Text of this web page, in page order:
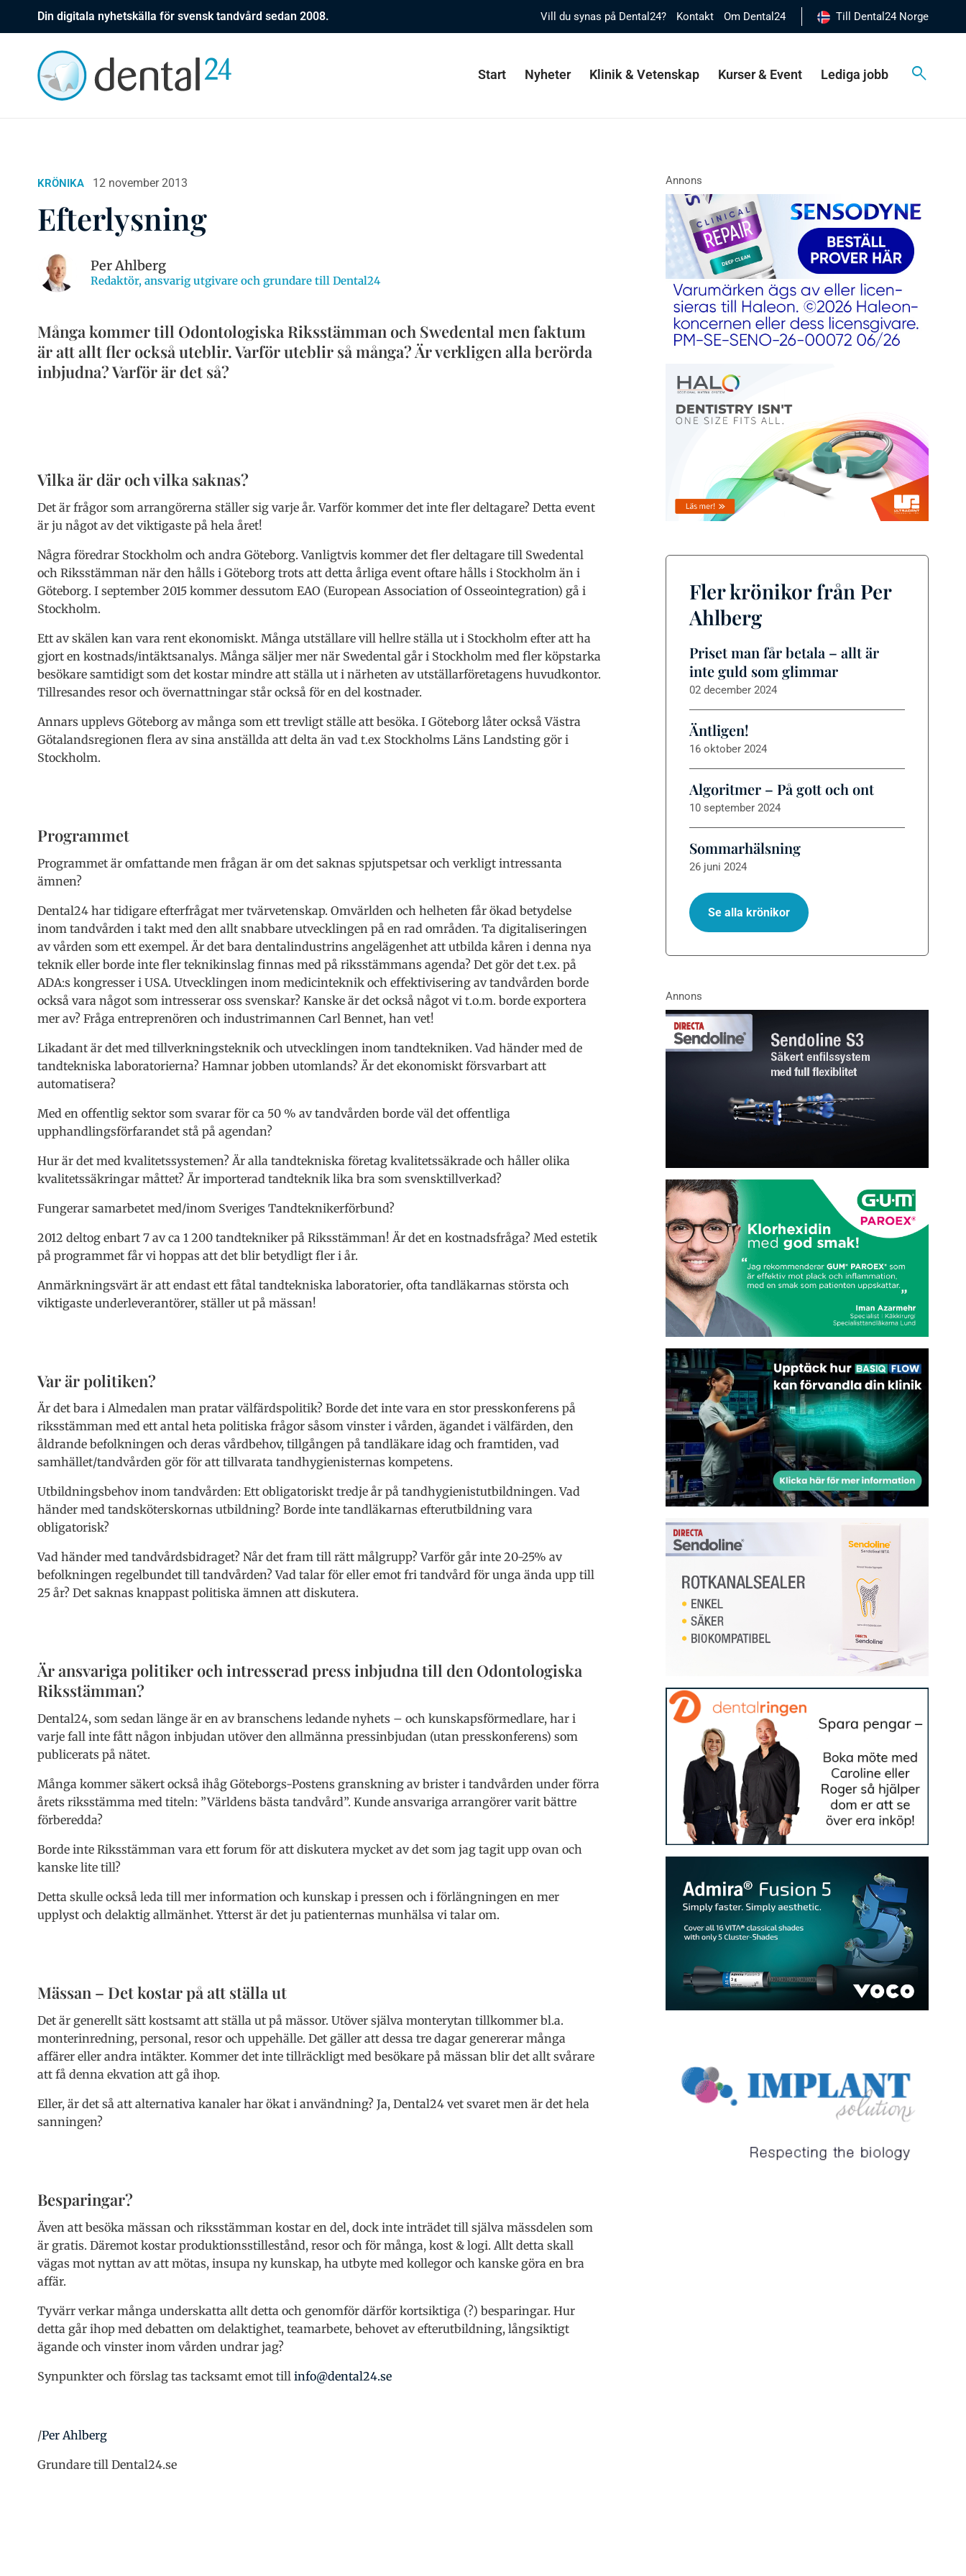
Din digitala nyhetskälla för svensk tandvård sedan 2008. Vill du synas på Dental24? Kontakt Om Dental24 Till Dental24 Norge
Start Nyheter Klinik & Vetenskap Kurser & Event Lediga jobb
KRÖNIKA 12 november 2013
Efterlysning
Per Ahlberg
Redaktör, ansvarig utgivare och grundare till Dental24
Många kommer till Odontologiska Riksstämman och Swedental men faktum
är att allt fler också uteblir. Varför uteblir så många? Är verkligen alla berörda
inbjudna? Varför är det så?
Vilka är där och vilka saknas?
Det är frågor som arrangörerna ställer sig varje år. Varför kommer det inte fler deltagare? Detta event
är ju något av det viktigaste på hela året!
Några föredrar Stockholm och andra Göteborg. Vanligtvis kommer det fler deltagare till Swedental
och Riksstämman när den hålls i Göteborg trots att detta årliga event oftare hålls i Stockholm än i
Göteborg. I september 2015 kommer dessutom EAO (European Association of Osseointegration) gå i
Stockholm.
Ett av skälen kan vara rent ekonomiskt. Många utställare vill hellre ställa ut i Stockholm efter att ha
gjort en kostnads/intäktsanalys. Många säljer mer när Swedental går i Stockholm med fler köpstarka
besökare samtidigt som det kostar mindre att ställa ut i närheten av utställarföretagens huvudkontor.
Tillresandes resor och övernattningar står också för en del kostnader.
Annars upplevs Göteborg av många som ett trevligt ställe att besöka. I Göteborg låter också Västra
Götalandsregionen flera av sina anställda att delta än vad t.ex Stockholms Läns Landsting gör i
Stockholm.
Programmet
Programmet är omfattande men frågan är om det saknas spjutspetsar och verkligt intressanta
ämnen?
Dental24 har tidigare efterfrågat mer tvärvetenskap. Omvärlden och helheten får ökad betydelse
inom tandvården i takt med den allt snabbare utvecklingen på en rad områden. Ta digitaliseringen
av vården som ett exempel. Är det bara dentalindustrins angelägenhet att utbilda kåren i denna nya
teknik eller borde inte fler teknikinslag finnas med på riksstämmans agenda? Det gör det t.ex. på
ADA:s kongresser i USA. Utvecklingen inom medicinteknik och effektivisering av tandvården borde
också vara något som intresserar oss svenskar? Kanske är det också något vi t.o.m. borde exportera
mer av? Fråga entreprenören och industrimannen Carl Bennet, han vet!
Likadant är det med tillverkningsteknik och utvecklingen inom tandtekniken. Vad händer med de
tandtekniska laboratorierna? Hamnar jobben utomlands? Är det ekonomiskt försvarbart att
automatisera?
Med en offentlig sektor som svarar för ca 50 % av tandvården borde väl det offentliga
upphandlingsförfarandet stå på agendan?
Hur är det med kvalitetssystemen? Är alla tandtekniska företag kvalitetssäkrade och håller olika
kvalitetssäkringar måttet? Är importerad tandteknik lika bra som svensktillverkad?
Fungerar samarbetet med/inom Sveriges Tandteknikerförbund?
2012 deltog enbart 7 av ca 1 200 tandtekniker på Riksstämman! Är det en kostnadsfråga? Med estetik
på programmet får vi hoppas att det blir betydligt fler i år.
Anmärkningsvärt är att endast ett fåtal tandtekniska laboratorier, ofta tandläkarnas största och
viktigaste underleverantörer, ställer ut på mässan!
Var är politiken?
Är det bara i Almedalen man pratar välfärdspolitik? Borde det inte vara en stor presskonferens på
riksstämman med ett antal heta politiska frågor såsom vinster i vården, ägandet i välfärden, den
åldrande befolkningen och deras vårdbehov, tillgången på tandläkare idag och framtiden, vad
samhället/tandvården gör för att tillvarata tandhygienisternas kompetens.
Utbildningsbehov inom tandvården: Ett obligatoriskt tredje år på tandhygienistutbildningen. Vad
händer med tandsköterskornas utbildning? Borde inte tandläkarnas efterutbildning vara
obligatorisk?
Vad händer med tandvårdsbidraget? Når det fram till rätt målgrupp? Varför går inte 20-25% av
befolkningen regelbundet till tandvården? Vad talar för eller emot fri tandvård för unga ända upp till
25 år? Det saknas knappast politiska ämnen att diskutera.
Är ansvariga politiker och intresserad press inbjudna till den Odontologiska
Riksstämman?
Dental24, som sedan länge är en av branschens ledande nyhets – och kunskapsförmedlare, har i
varje fall inte fått någon inbjudan utöver den allmänna pressinbjudan (utan presskonferens) som
publicerats på nätet.
Många kommer säkert också ihåg Göteborgs-Postens granskning av brister i tandvården under förra
årets riksstämma med titeln: ”Världens bästa tandvård”. Kunde ansvariga arrangörer varit bättre
förberedda?
Borde inte Riksstämman vara ett forum för att diskutera mycket av det som jag tagit upp ovan och
kanske lite till?
Detta skulle också leda till mer information och kunskap i pressen och i förlängningen en mer
upplyst och delaktig allmänhet. Ytterst är det ju patienternas munhälsa vi talar om.
Mässan – Det kostar på att ställa ut
Det är generellt sätt kostsamt att ställa ut på mässor. Utöver själva monterytan tillkommer bl.a.
monterinredning, personal, resor och uppehälle. Det gäller att dessa tre dagar genererar många
affärer eller andra intäkter. Kommer det inte tillräckligt med besökare på mässan blir det allt svårare
att få denna ekvation att gå ihop.
Eller, är det så att alternativa kanaler har ökat i användning? Ja, Dental24 vet svaret men är det hela
sanningen?
Besparingar?
Även att besöka mässan och riksstämman kostar en del, dock inte inträdet till själva mässdelen som
är gratis. Däremot kostar produktionsstillestånd, resor och för många, kost & logi. Allt detta skall
vägas mot nyttan av att mötas, insupa ny kunskap, ha utbyte med kollegor och kanske göra en bra
affär.
Tyvärr verkar många underskatta allt detta och genomför därför kortsiktiga (?) besparingar. Hur
detta går ihop med debatten om delaktighet, teamarbete, behovet av efterutbildning, långsiktigt
ägande och vinster inom vården undrar jag?
Synpunkter och förslag tas tacksamt emot till info@dental24.se
/Per Ahlberg
Grundare till Dental24.se
Fler krönikor från Per
Ahlberg
Priset man får betala – allt är
inte guld som glimmar
02 december 2024
Äntligen!
16 oktober 2024
Algoritmer – På gott och ont
10 september 2024
Sommarhälsning
26 juni 2024
Se alla krönikor